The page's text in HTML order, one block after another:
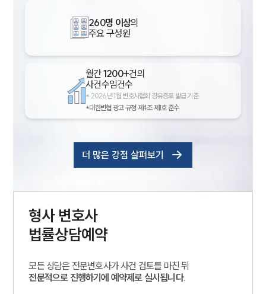
260명 이상의
주요 구성원
월간1200+건의
사건수임건수
* 2026년 1월 변호사협회 경유증표 발급 기준
*대한변협 광고 규정 제4조 제1호 준수
더 많은 강점 살펴보기
형사변호사
법률상담예약
모든 상담은 전문변호사가 사건 검토를 마친 뒤
전문적으로 진행하기에 예약제로 실시됩니다.